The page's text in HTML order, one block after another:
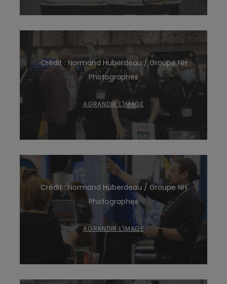
Crédit : Normand Huberdeau / Groupe NH
Photographes
AGRANDIR L'IMAGE
Crédit : Normand Huberdeau / Groupe NH
Photographes
AGRANDIR L'IMAGE